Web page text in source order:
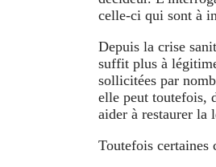
celle-ci qui sont à
Depuis la crise
suffit plus à
sollicitées par
elle peut toutefois,
aider à restaurer la
Toutefois certaines